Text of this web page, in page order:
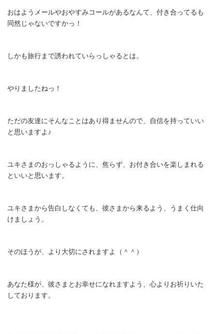
おはようメールやおやすみコールがあるなんて、付き合ってるも
同然じゃないですかっ！
しかも旅行まで誘われていらっしゃるとは。
やりましたねっ！
ただの友達にそんなことはあり得ませんので、自信を持っていい
と思いますよ♪
ユキさまのおっしゃるように、焦らず、お付き合いを楽しまれる
といいと思います。
ユキさまから告白しなくても、彼さまから来るよう、うまく仕向
けましょう。
そのほうが、より大切にされますよ（＾＾）
あなた様が、彼さまとお幸せになれますよう、心よりお祈りいた
しております。